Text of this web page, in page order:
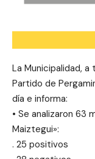
La Municipalidad,
Partido de
día e informa:
• Se analizaron 63
Maiztegui»:
. 25 positivos